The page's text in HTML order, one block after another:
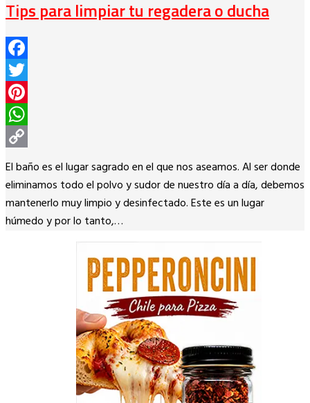
Tips para limpiar tu regadera o ducha
Facebook
Twitter
Pinterest
WhatsApp
Copy
Link
El baño es el lugar sagrado en el que nos aseamos. Al ser donde
eliminamos todo el polvo y sudor de nuestro día a día, debemos
mantenerlo muy limpio y desinfectado. Este es un lugar
húmedo y por lo tanto,…